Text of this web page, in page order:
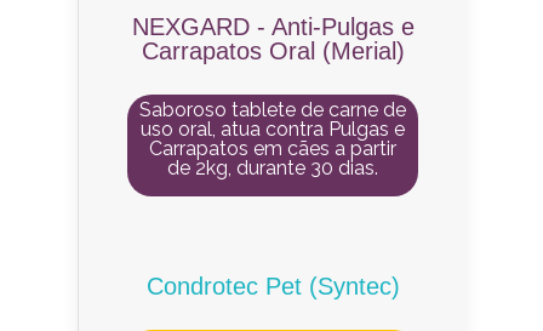
NEXGARD - Anti-Pulgas e
Carrapatos Oral (Merial)
Saboroso tablete de carne de
uso oral, atua contra Pulgas e
Carrapatos em cães a partir
de 2kg, durante 30 dias.
Condrotec Pet (Syntec)